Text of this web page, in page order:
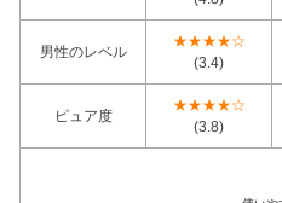
男性のレベル
★★★★☆
(3.4)
ピュア度
★★★★☆
(3.8)